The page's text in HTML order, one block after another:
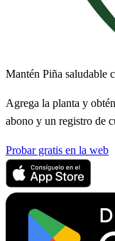
Mantén Piña saludable
Agrega la planta y
abono y un registro de
Probar gratis en la web